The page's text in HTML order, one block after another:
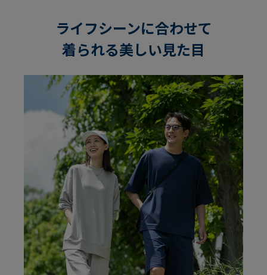
ライフシーンに合わせて
着られる美しい見た目